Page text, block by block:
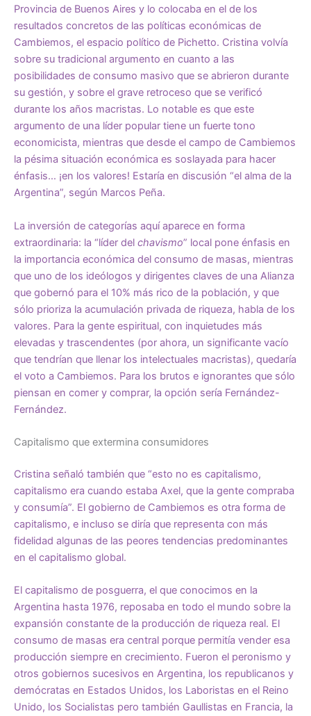
Provincia de Buenos Aires y lo colocaba en el de los
resultados concretos de las políticas económicas de
Cambiemos, el espacio político de Pichetto. Cristina volvía
sobre su tradicional argumento en cuanto a las
posibilidades de consumo masivo que se abrieron durante
su gestión, y sobre el grave retroceso que se verificó
durante los años macristas. Lo notable es que este
argumento de una líder popular tiene un fuerte tono
economicista, mientras que desde el campo de Cambiemos
la pésima situación económica es soslayada para hacer
énfasis… ¡en los valores! Estaría en discusión “el alma de la
Argentina”, según Marcos Peña.
La inversión de categorías aquí aparece en forma
extraordinaria: la “líder del chavismo” local pone énfasis en
la importancia económica del consumo de masas, mientras
que uno de los ideólogos y dirigentes claves de una Alianza
que gobernó para el 10% más rico de la población, y que
sólo prioriza la acumulación privada de riqueza, habla de los
valores. Para la gente espiritual, con inquietudes más
elevadas y trascendentes (por ahora, un significante vacío
que tendrían que llenar los intelectuales macristas), quedaría
el voto a Cambiemos. Para los brutos e ignorantes que sólo
piensan en comer y comprar, la opción sería Fernández-
Fernández.
Capitalismo que extermina consumidores
Cristina señaló también que “esto no es capitalismo,
capitalismo era cuando estaba Axel, que la gente compraba
y consumía”. El gobierno de Cambiemos es otra forma de
capitalismo, e incluso se diría que representa con más
fidelidad algunas de las peores tendencias predominantes
en el capitalismo global.
El capitalismo de posguerra, el que conocimos en la
Argentina hasta 1976, reposaba en todo el mundo sobre la
expansión constante de la producción de riqueza real. El
consumo de masas era central porque permitía vender esa
producción siempre en crecimiento. Fueron el peronismo y
otros gobiernos sucesivos en Argentina, los republicanos y
demócratas en Estados Unidos, los Laboristas en el Reino
Unido, los Socialistas pero también Gaullistas en Francia, la